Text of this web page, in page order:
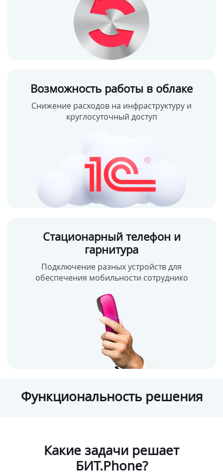
Возможность работы в облаке
Снижение расходов на инфраструктуру и
круглосуточный доступ
Стационарный телефон и
гарнитура
Подключение разных устройств для
обеспечения мобильности сотруднико
Функциональность решения
Какие задачи решает
БИТ.Phone?